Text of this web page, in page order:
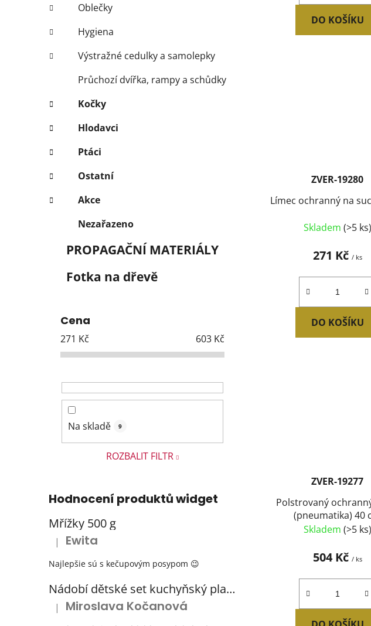
Oblečky
Hygiena
Výstražné cedulky a samolepky
Průchozí dvířka, rampy a schůdky
Kočky
Hlodavci
Ptáci
Ostatní
Akce
Nezařazeno
PROPAGAČNÍ MATERIÁLY
Fotka na dřevě
Cena
271 Kč 603 Kč
Na skladě 9
ROZBALIT FILTR
Hodnocení produktů widget
Mřížky 500 g
Hodnocení produktu je 5 z 5 hvězdiček.
| Ewita
Najlepšie sú s kečupovým posypom 😉
Nádobí dětské set kuchyňský plastový s odkapávačem 3 barvy
Hodnocení produktu je 5 z 5 hvězdiček.
| Miroslava Kočanová
DO KOŠÍKU
ZVER-19280
Límec ochranný na
Skladem (>5 ks)
271 Kč / ks
DO KOŠÍKU
ZVER-19277
Polstrovaný
(pneumatika) 40
Skladem (>5 ks)
504 Kč / ks